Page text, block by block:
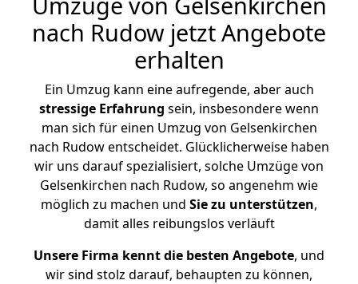
nach Rudow jetzt Angebote
erhalten
Ein Umzug kann eine aufregende, aber auch
stressige Erfahrung sein, insbesondere wenn
man sich für einen Umzug von Gelsenkirchen
nach Rudow entscheidet. Glücklicherweise haben
wir uns darauf spezialisiert, solche Umzüge von
Gelsenkirchen nach Rudow, so angenehm wie
möglich zu machen und Sie zu unterstützen,
damit alles reibungslos verläuft
Unsere Firma kennt die besten Angebote, und
wir sind stolz darauf, behaupten zu können,